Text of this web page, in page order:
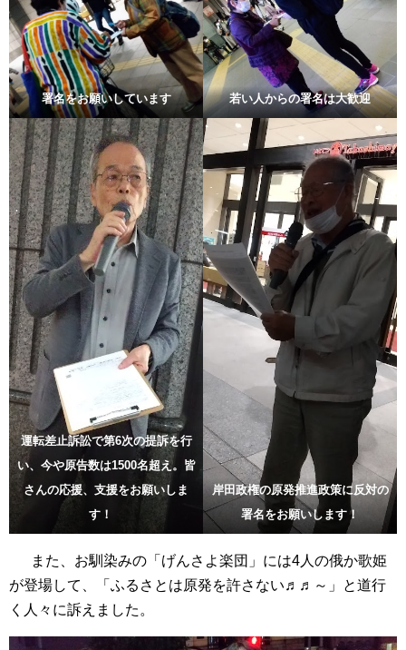
署名をお願いしています 若い人からの署名は大歓迎
運転差止訴訟で第6次の提訴を行
い、今や原告数は1500名超え。皆
さんの応援、支援をお願いしま
す！
岸田政権の原発推進政策に反対の
署名をお願いします！
また、お馴染みの「げんさよ楽団」には4人の俄か歌姫
が登場して、「ふるさとは原発を許さない♬♬～」と道行
く人々に訴えました。